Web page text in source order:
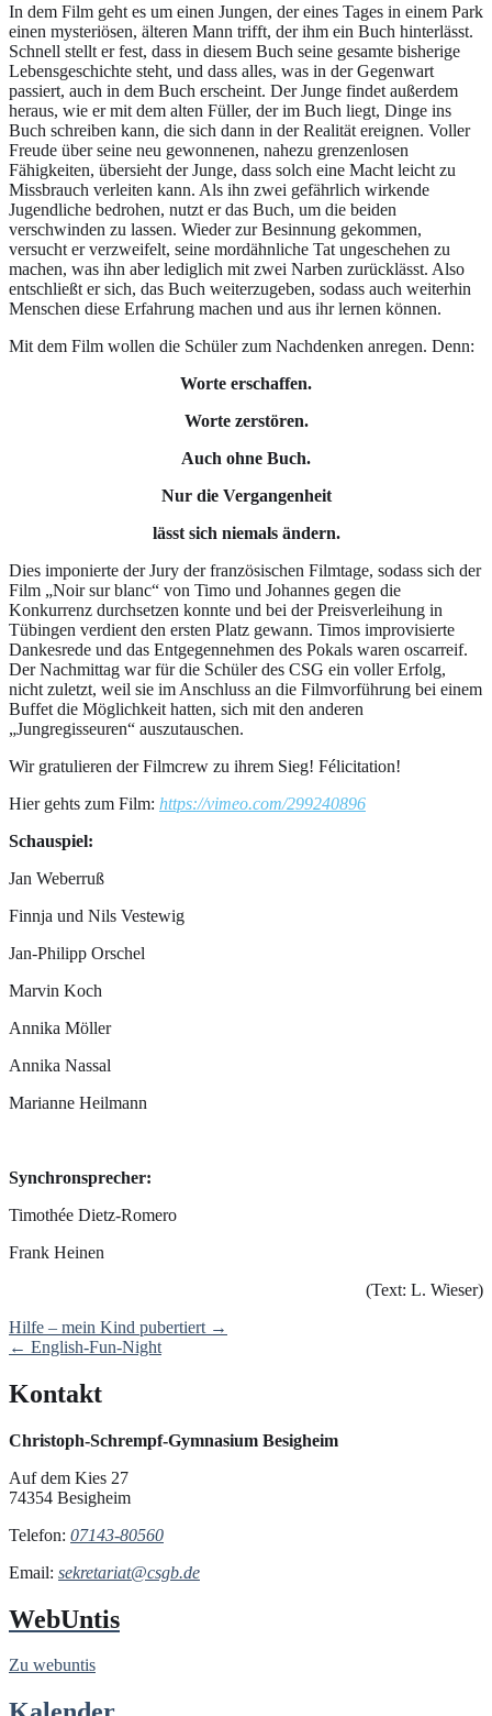
In dem Film geht es um einen Jungen, der eines Tages in einem Park
einen mysteriösen, älteren Mann trifft, der ihm ein Buch hinterlässt.
Schnell stellt er fest, dass in diesem Buch seine gesamte bisherige
Lebensgeschichte steht, und dass alles, was in der Gegenwart
passiert, auch in dem Buch erscheint. Der Junge findet außerdem
heraus, wie er mit dem alten Füller, der im Buch liegt, Dinge ins
Buch schreiben kann, die sich dann in der Realität ereignen. Voller
Freude über seine neu gewonnenen, nahezu grenzenlosen
Fähigkeiten, übersieht der Junge, dass solch eine Macht leicht zu
Missbrauch verleiten kann. Als ihn zwei gefährlich wirkende
Jugendliche bedrohen, nutzt er das Buch, um die beiden
verschwinden zu lassen. Wieder zur Besinnung gekommen,
versucht er verzweifelt, seine mordähnliche Tat ungeschehen zu
machen, was ihn aber lediglich mit zwei Narben zurücklässt. Also
entschließt er sich, das Buch weiterzugeben, sodass auch weiterhin
Menschen diese Erfahrung machen und aus ihr lernen können.
Mit dem Film wollen die Schüler zum Nachdenken anregen. Denn:
Worte erschaffen.
Worte zerstören.
Auch ohne Buch.
Nur die Vergangenheit
lässt sich niemals ändern.
Dies imponierte der Jury der französischen Filmtage, sodass sich der
Film „Noir sur blanc“ von Timo und Johannes gegen die
Konkurrenz durchsetzen konnte und bei der Preisverleihung in
Tübingen verdient den ersten Platz gewann. Timos improvisierte
Dankesrede und das Entgegennehmen des Pokals waren oscarreif.
Der Nachmittag war für die Schüler des CSG ein voller Erfolg,
nicht zuletzt, weil sie im Anschluss an die Filmvorführung bei einem
Buffet die Möglichkeit hatten, sich mit den anderen
„Jungregisseuren“ auszutauschen.
Wir gratulieren der Filmcrew zu ihrem Sieg! Félicitation!
Hier gehts zum Film: https://vimeo.com/299240896
Schauspiel:
Jan Weberruß
Finnja und Nils Vestewig
Jan-Philipp Orschel
Marvin Koch
Annika Möller
Annika Nassal
Marianne Heilmann
Synchronsprecher:
Timothée Dietz-Romero
Frank Heinen
(Text: L. Wieser)
Post
navigation
Hilfe – mein Kind pubertiert →
← English-Fun-Night
Kontakt
Christoph-Schrempf-Gymnasium Besigheim
Auf dem Kies 27
74354 Besigheim
Telefon: 07143-80560
Email: sekretariat@csgb.de
WebUntis
Zu webuntis